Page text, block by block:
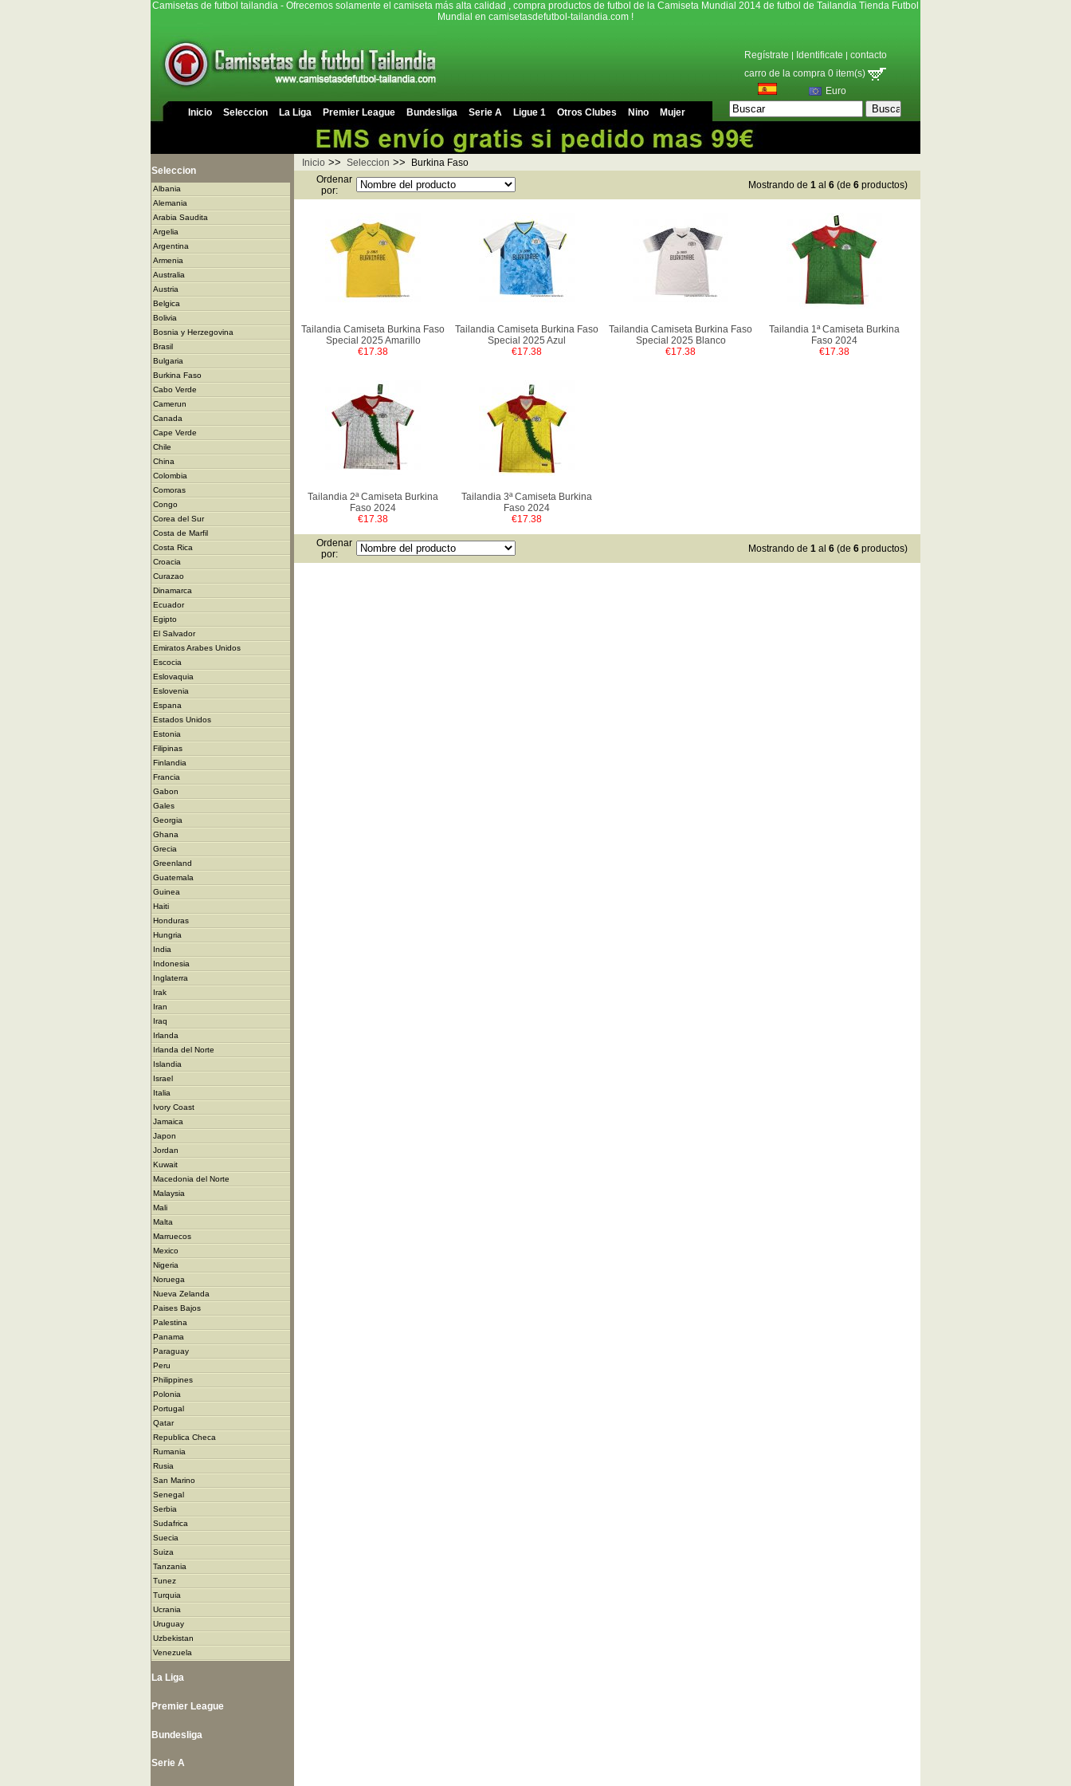
Camisetas de futbol tailandia - Ofrecemos solamente el camiseta más alta calidad , compra productos de futbol de la Camiseta Mundial 2014 de futbol de Tailandia Tienda Futbol
Mundial en camisetasdefutbol-tailandia.com !
Inicio Seleccion La Liga Premier League Bundesliga Serie A Ligue 1 Otros Clubes Nino Mujer
Regístrate | Identificate | contacto
carro de la compra 0 item(s)
Euro
Seleccion
Albania
Alemania
Arabia Saudita
Argelia
Argentina
Armenia
Australia
Austria
Belgica
Bolivia
Bosnia y Herzegovina
Brasil
Bulgaria
Burkina Faso
Cabo Verde
Camerun
Canada
Cape Verde
Chile
China
Colombia
Comoras
Congo
Corea del Sur
Costa de Marfil
Costa Rica
Croacia
Curazao
Dinamarca
Ecuador
Egipto
El Salvador
Emiratos Arabes Unidos
Escocia
Eslovaquia
Eslovenia
Espana
Estados Unidos
Estonia
Filipinas
Finlandia
Francia
Gabon
Gales
Georgia
Ghana
Grecia
Greenland
Guatemala
Guinea
Haiti
Honduras
Hungria
India
Indonesia
Inglaterra
Irak
Iran
Iraq
Irlanda
Irlanda del Norte
Islandia
Israel
Italia
Ivory Coast
Jamaica
Japon
Jordan
Kuwait
Macedonia del Norte
Malaysia
Mali
Malta
Marruecos
Mexico
Nigeria
Noruega
Nueva Zelanda
Paises Bajos
Palestina
Panama
Paraguay
Peru
Philippines
Polonia
Portugal
Qatar
Republica Checa
Rumania
Rusia
San Marino
Senegal
Serbia
Sudafrica
Suecia
Suiza
Tanzania
Tunez
Turquia
Ucrania
Uruguay
Uzbekistan
Venezuela
La Liga
Premier League
Bundesliga
Serie A
Inicio >> Seleccion >>
Burkina Faso
Ordenar
por:
Mostrando de 1 al 6 (de 6 productos)
Tailandia Camiseta Burkina Faso
Special 2025 Amarillo
€17.38
Tailandia Camiseta Burkina Faso
Special 2025 Azul
€17.38
Tailandia Camiseta Burkina Faso
Special 2025 Blanco
€17.38
Tailandia 1ª Camiseta Burkina
Faso 2024
€17.38
Tailandia 2ª Camiseta Burkina
Faso 2024
€17.38
Tailandia 3ª Camiseta Burkina
Faso 2024
€17.38
Ordenar
por:
Mostrando de 1 al 6 (de 6 productos)